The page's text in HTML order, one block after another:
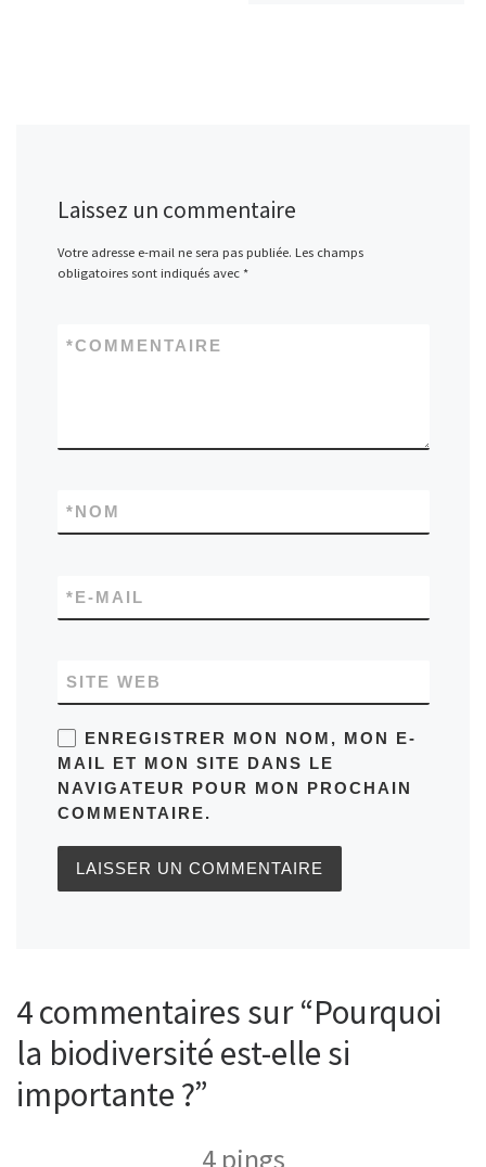
Laissez un commentaire
Votre adresse e-mail ne sera pas publiée. Les champs
obligatoires sont indiqués avec *
COMMENTAIRE
*
NOM
*
E-MAIL
*
SITE WEB
ENREGISTRER MON NOM, MON E-
MAIL ET MON SITE DANS LE
NAVIGATEUR POUR MON PROCHAIN
COMMENTAIRE.
4 commentaires sur “Pourquoi
la biodiversité est-elle si
importante ?”
4 pings